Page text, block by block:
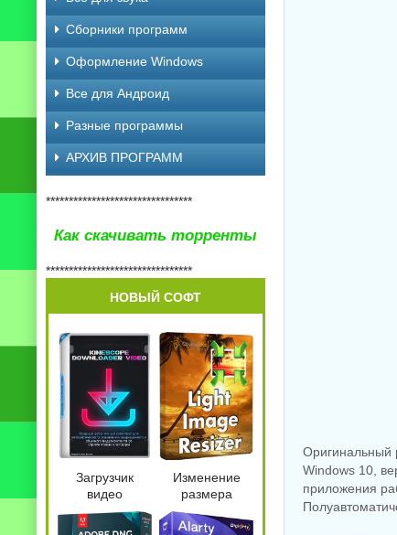
Оригинальный
Windows 10,
приложения
Сборники программ
Оформление Windows
Все для Андроид
Разные программы
АРХИВ ПРОГРАММ
********************************
Как скачивать торренты
********************************
НОВЫЙ СОФТ
Загрузчик
видео
Kinescope
Downloader
Изменение
размера
картинок Light
Image Resizer